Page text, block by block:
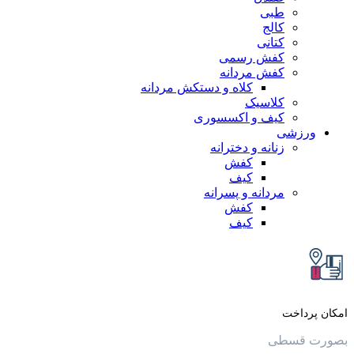
کفش رسمی
کفش مردانه
کلاه و دستکش مردانه
کلاسیک
کیف و اکسسوری
زنانه و دخترانه
مردانه و پسرانه
قسطی